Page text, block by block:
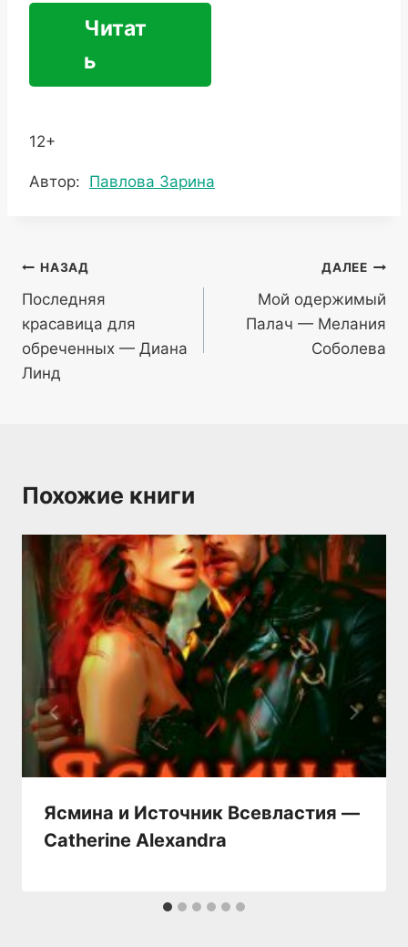
Читат
ь
12+
Метки
Автор: Павлова Зарина
Навигация
по
записям
НАЗАД
Последняя
красавица для
обреченных — Диана
Линд
ДАЛЕЕ
Мой одержимый
Палач — Мелания
Соболева
Похожие книги
Ясмина и Источник Всевластия —
Catherine Alexandra